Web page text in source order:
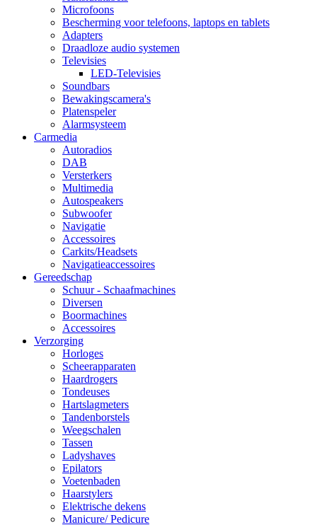
Microfoons
Bescherming voor telefoons, laptops en tablets
Adapters
Draadloze audio systemen
Televisies
LED-Televisies
Soundbars
Bewakingscamera's
Platenspeler
Alarmsysteem
Carmedia
Autoradios
DAB
Versterkers
Multimedia
Autospeakers
Subwoofer
Navigatie
Accessoires
Carkits/Headsets
Navigatieaccessoires
Gereedschap
Schuur - Schaafmachines
Diversen
Boormachines
Accessoires
Verzorging
Horloges
Scheerapparaten
Haardrogers
Tondeuses
Hartslagmeters
Tandenborstels
Weegschalen
Tassen
Ladyshaves
Epilators
Voetenbaden
Haarstylers
Elektrische dekens
Manicure/ Pedicure